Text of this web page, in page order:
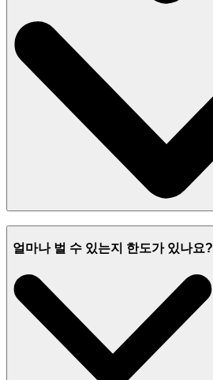
얼마나 벌 수 있는지 한도가 있나요?